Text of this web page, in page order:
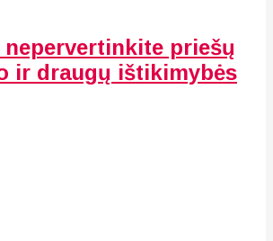
nepervertinkite priešų
ir draugų ištikimybės